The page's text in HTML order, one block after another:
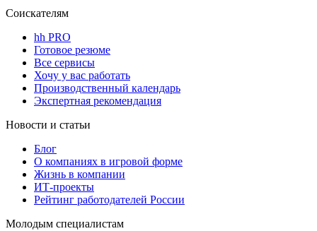
Соискателям
hh PRO
Готовое резюме
Все сервисы
Хочу у вас работать
Производственный календарь
Экспертная рекомендация
Новости и статьи
Блог
О компаниях в игровой форме
Жизнь в компании
ИТ-проекты
Рейтинг работодателей России
Молодым специалистам